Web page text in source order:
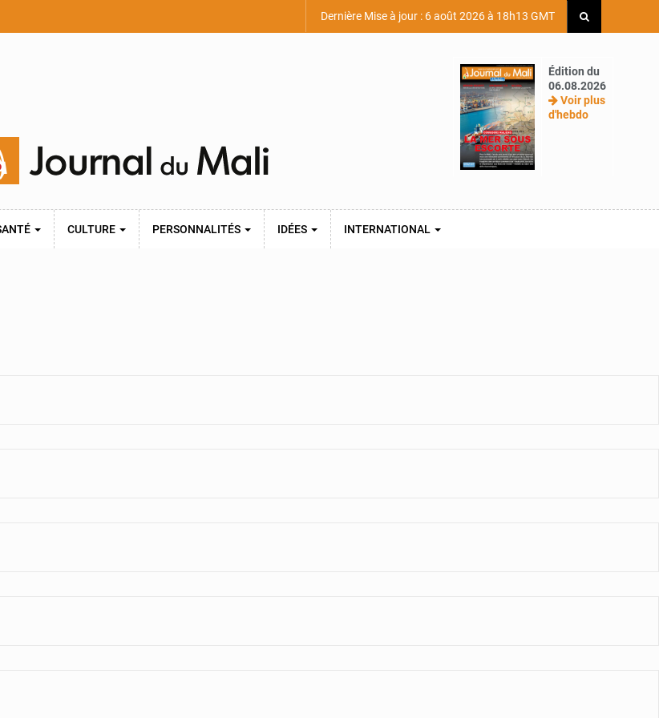
Dernière Mise à jour : 6 août 2026 à 18h13 GMT
Édition du
06.08.2026
Voir plus
d'hebdo
CULTURE PERSONNALITÉS IDÉES INTERNATIONAL